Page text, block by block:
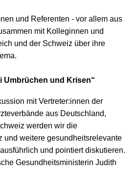
und Referenten - vor allem aus
mit Kolleginnen und
und der Schweiz über ihre
Umbrüchen und Krisen“
mit Vertreter:innen der
aus Deutschland,
werden wir die
und weitere gesundheitsrelevante
und pointiert diskutieren.
Gesundheitsministerin Judith